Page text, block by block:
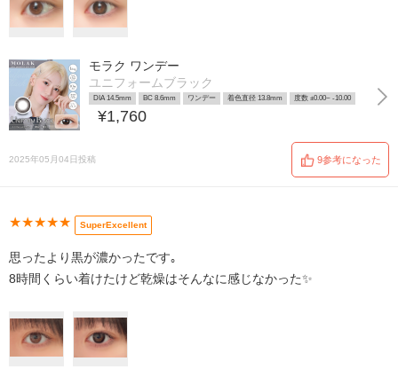
モラク ワンデー
ユニフォームブラック
DIA 14.5mm BC 8.6mm ワンデー 着色直径 13.8mm 度数 ±0.00~ -10.00
¥1,760
2025年05月04日投稿 9参考になった
★★★★★ SuperExcellent
思ったより黒が濃かったです｡
8時間くらい着けたけど乾燥はそんなに感じなかった✨️